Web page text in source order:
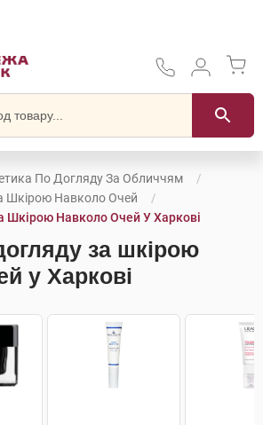
По Догляду За Обличчям
Шкірою Навколо Очей
Шкірою Навколо Очей У Харкові
за шкірою
у Харкові